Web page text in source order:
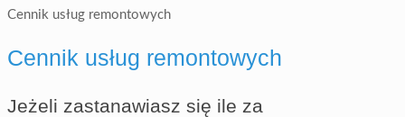
Cennik usług remontowych
Cennik usług remontowych
Jeżeli zastanawiasz się ile za